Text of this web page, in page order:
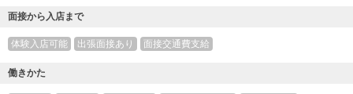
面接から入店まで
体験入店可能 出張面接あり 面接交通費支給
働きかた